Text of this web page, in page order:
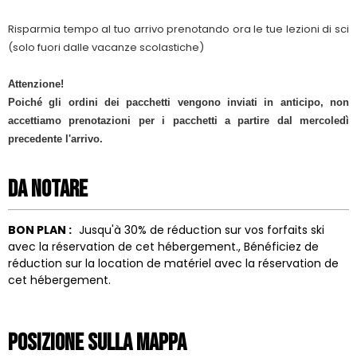
Risparmia tempo al tuo arrivo prenotando ora le tue lezioni di sci
(solo fuori dalle vacanze scolastiche)
Attenzione!
Poiché gli ordini dei pacchetti vengono inviati in anticipo, non
accettiamo prenotazioni per i pacchetti a partire dal mercoledì
precedente l'arrivo.
Da notare
BON PLAN : Jusqu'à 30% de réduction sur vos forfaits ski
avec la réservation de cet hébergement. Bénéficiez de
réduction sur la location de matériel avec la réservation de
cet hébergement.
Posizione sulla mappa